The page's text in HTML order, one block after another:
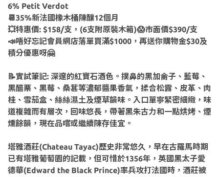
6% Petit Verdot
📆35%新法國橡木桶陳釀12個月
💥特惠價: $158/支，(6支附原裝木箱)😱市面價$390/支
📣唔好忘記會員網店落單買滿$1000，再送你購物金$30及
積分優惠呀🤗
📝實試筆記: 深邃的紅寶石酒色。撲鼻的黑加侖子、藍莓、
黑醋栗、黑莓、桑葚等濃郁醬果香氣，揉合松露、皮革、肉
桂、雪茄盒、絲絲濕土及煙草韻味。入口單寧緊密細緻，味
道複雜而有層次，回味悠長，帶著黑朱古力和一點烘烤、煙
燻餘韻，現在品嚐或繼續陳存佳宜。
塔雅酒莊(Chateau Tayac)歷史非常悠久，早在古羅馬時期
已有塔雅葡萄園的記載，但可惜於1356年，英國黑太子愛
德華(Edward the Black Prince)率兵攻打法國時，酒莊被